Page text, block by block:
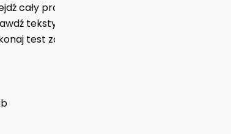
cały proces klawiszem Tab.
teksty przy CTA, polach i błędach.
test zadaniowy od produktu do checkoutu.